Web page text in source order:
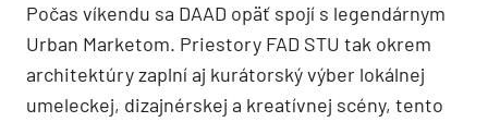
Počas víkendu sa DAAD opäť spojí s legendárnym
Urban Marketom. Priestory FAD STU tak okrem
architektúry zaplní aj kurátorský výber lokálnej
umeleckej, dizajnérskej a kreatívnej scény, tento